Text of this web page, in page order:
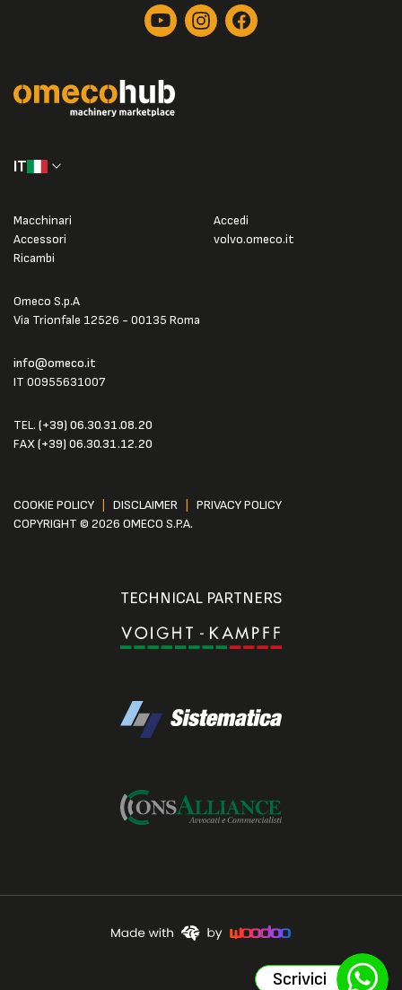
IT
Omeco S.p.A
Via Trionfale 12526 - 00135 Roma
info@omeco.it
IT 00955631007
TEL. (+39) 06.30.31.08.20
FAX(+39) 06.30.31.12.20
Macchinari
Accessori
Ricambi
Accedi
volvo.omeco.it
COOKIE POLICY DISCLAIMER
PRIVACY POLICY
COPYRIGHT © 2026 OMECO S.P.A.
TECHNICAL PARTNERS
Scrivici